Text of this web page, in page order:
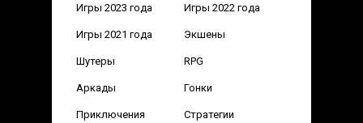
Игры 2023 года Игры 2022 года
Игры 2021 года Экшены
Шутеры RPG
Аркады Гонки
Приключения Стратегии